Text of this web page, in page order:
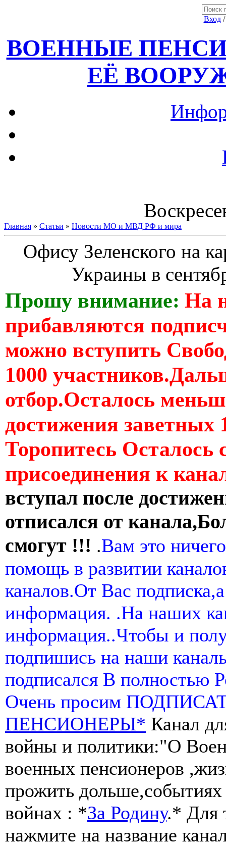
Вход
ВОЕННЫЕ
ЕЁ
Главная » Статьи » Новости МО и МВД РФ и мира
Офису Зеленского на
Украины в
Прошу внимание: На
прибавляются
можно вступить
1000
отбор.Осталось
достижения заветных
Торопитесь Осталось
присоединения к
вступал после
отписался от
смогут !!! .Вам это
помощь в развитии
каналов.От Вас
информация. .На наших
информация..Чтобы и
подпишись на наши
подписался В полностью
Очень просим
ПЕНСИОНЕРЫ* Канал
войны и политики:"О
военных пенсионеров
прожить
войнах : *За Родину.* Для
нажмите на название